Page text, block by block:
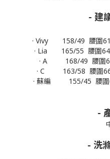
- 建
· Vivy 158/49 腰圍
· Lia 165/55 腰圍
· A 168/49 腰圍
· C 163/58 腰圍
· 蘇編 155/45 腰圍
-
- 洗